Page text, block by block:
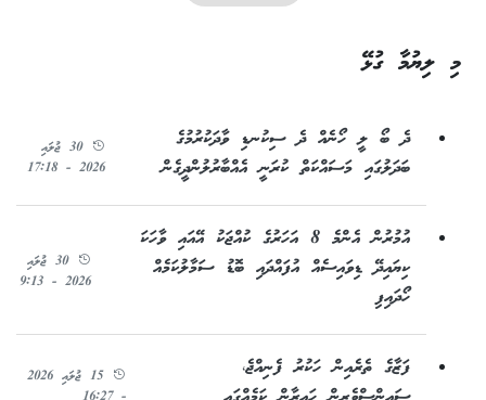
މި ލިޔުމާ ގުޅޭ
ދެ ބޯ ލީ ހޯނެއް ދެ ސިކުނޑި ވާދަކުރުމުގެ
ބަދަލުގައި މަސައްކަތް ކުރަނީ އެއްބާރުލުންދީގެން
30 ޖުލައި
2026 - 17:18
އުމުރުން އެންމެ 8 އަހަރުގެ ކުއްޖަކު އޭއައި ވާހަކަ
ކިޔައިދޭ ޑިވައިސެއް އުފައްދައި ބޮޑު ސަމާލުކަމެއް
ހޯދައިފި
30 ޖުލައި
2026 - 9:13
ފަޒާގެ ތެރެއިން ހަކުރު ފެނިއްޖެ،
15 ޖުލައި 2026